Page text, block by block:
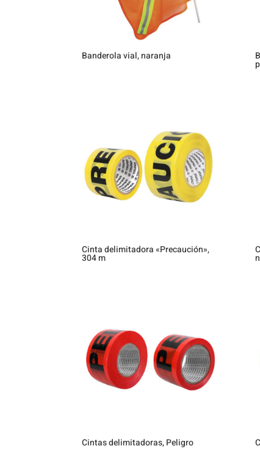
Banderola vial, naranja
Cinta delimitadora «Precaución»,
304 m
Cintas delimitadoras, Peligro